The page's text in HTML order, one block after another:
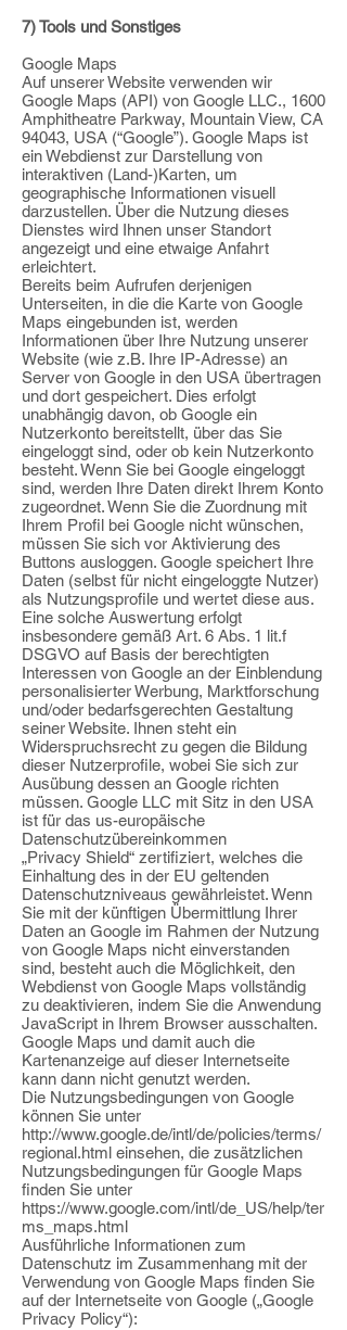
7) Tools und Sonstiges
Google Maps
Auf unserer Website verwenden wir
Google Maps (API) von Google LLC., 1600
Amphitheatre Parkway, Mountain View, CA
94043, USA (“Google”). Google Maps ist
einWebdienst zur Darstellung von
interaktiven (Land-)Karten, um
geographische Informationen visuell
darzustellen. Über die Nutzung dieses
Dienstes wird Ihnen unser Standort
angezeigt und eine etwaige Anfahrt
erleichtert.
Bereits beim Aufrufen derjenigen
Unterseiten, in die die Karte von Google
Maps eingebunden ist, werden
Informationen über Ihre Nutzung unserer
Website (wie z.B. Ihre IP-Adresse) an
Server von Google in den USA übertragen
und dort gespeichert. Dies erfolgt
unabhängig davon, ob Google ein
Nutzerkonto bereitstellt, über das Sie
eingeloggt sind, oder ob kein Nutzerkonto
besteht. Wenn Sie bei Google eingeloggt
sind, werden Ihre Daten direkt Ihrem Konto
zugeordnet. Wenn Sie die Zuordnung mit
Ihrem Profil bei Google nicht wünschen,
müssen Sie sich vor Aktivierung des
Buttons ausloggen. Google speichert Ihre
Daten (selbst für nicht eingeloggte Nutzer)
als Nutzungsprofile und wertet diese aus.
Eine solche Auswertung erfolgt
insbesondere gemäß Art. 6 Abs. 1 lit.f
DSGVO auf Basis der berechtigten
Interessen von Google an der Einblendung
personalisierter Werbung, Marktforschung
und/oder bedarfsgerechten Gestaltung
seiner Website. Ihnen steht ein
Widerspruchsrecht zu gegen die Bildung
dieser Nutzerprofile, wobei Sie sich zur
Ausübung dessen an Google richten
müssen. Google LLC mit Sitz in den USA
ist für das us-europäische
Datenschutzübereinkommen
„Privacy Shield“ zertifiziert, welches die
Einhaltung des in der EU geltenden
Datenschutzniveaus gewährleistet. Wenn
Sie mit der künftigen Übermittlung Ihrer
Daten an Google im Rahmen der Nutzung
von Google Maps nicht einverstanden
sind, besteht auch die Möglichkeit, den
Webdienst von Google Maps vollständig
zu deaktivieren, indem Sie die Anwendung
JavaScript in Ihrem Browser ausschalten.
Google Maps und damit auch die
Kartenanzeige auf dieser Internetseite
kann dann nicht genutzt werden.
Die Nutzungsbedingungen von Google
können Sie unter
http://www.google.de/intl/de/policies/terms/
regional.html einsehen, die zusätzlichen
Nutzungsbedingungen für Google Maps
finden Sie unter
https://www.google.com/intl/de_US/help/ter
ms_maps.html
Ausführliche Informationen zum
Datenschutz im Zusammenhang mit der
Verwendung von Google Maps finden Sie
auf der Internetseite von Google („Google
Privacy Policy“):